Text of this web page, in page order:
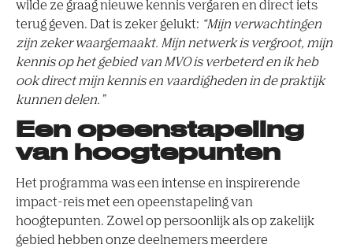
wilde ze graag nieuwe kennis vergaren en direct iets
terug geven. Dat is zeker gelukt: “Mijn verwachtingen
zijn zeker waargemaakt. Mijn netwerk is vergroot, mijn
kennis op het gebied van MVO is verbeterd en ik heb
ook direct mijn kennis en vaardigheden in de praktijk
kunnen delen.”
Een opeenstapeling
van hoogtepunten
Het programma was een intense en inspirerende
impact-reis met een opeenstapeling van
hoogtepunten. Zowel op persoonlijk als op zakelijk
gebied hebben onze deelnemers meerdere